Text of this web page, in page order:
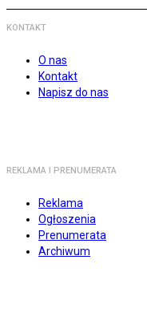
KONTAKT
O nas
Kontakt
Napisz do nas
REKLAMA I PRENUMERATA
Reklama
Ogłoszenia
Prenumerata
Archiwum